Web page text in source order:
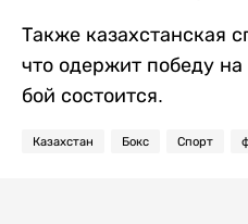
Также казахстанская
что одержит победу
бой состоится.
Казахстан Бокс Спорт